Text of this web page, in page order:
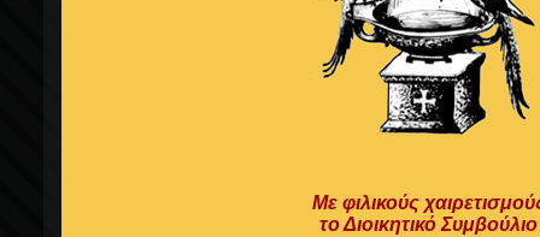
Με φιλικούς
το Διοικητικό Συμβούλιο